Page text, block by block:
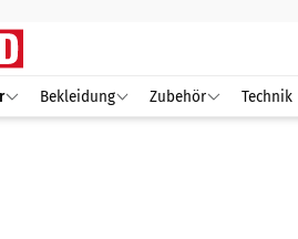
Bekleidung Zubehör Technik